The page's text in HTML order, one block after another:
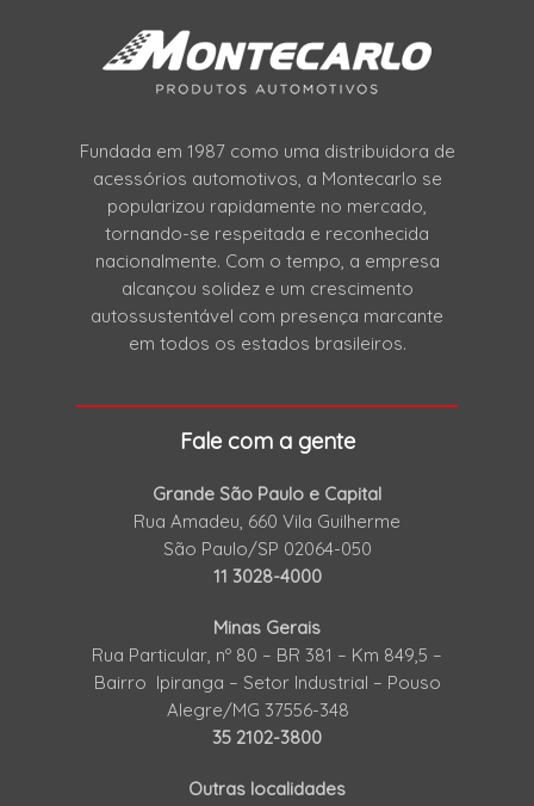
Fundada em 1987 como uma distribuidora de
acessórios automotivos, a Montecarlo se
popularizou rapidamente no mercado,
tornando-se respeitada e reconhecida
nacionalmente. Com o tempo, a empresa
alcançou solidez e um crescimento
autossustentável com presença marcante
em todos os estados brasileiros.
Fale com a gente
Grande São Paulo e Capital
Rua Amadeu, 660 Vila Guilherme
São Paulo/SP 02064-050
11 3028-4000
Minas Gerais
Rua Particular, nº 80 – BR 381 – Km 849,5 –
Bairro Ipiranga – Setor Industrial – Pouso
Alegre/MG 37556-348
35 2102-3800
Outras localidades